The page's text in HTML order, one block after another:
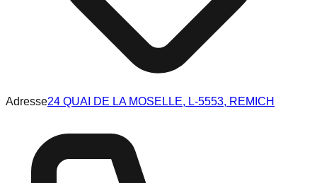
Adresse24 QUAI DE LA MOSELLE, L-5553, REMICH